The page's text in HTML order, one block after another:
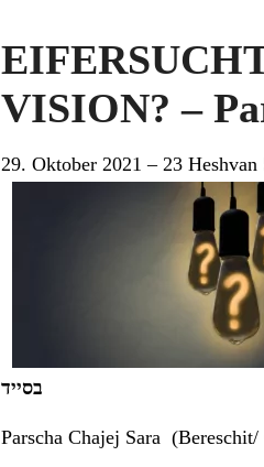
VISION? –
29. Oktober 2021 – 23 Heshvan
בסייד
Parscha Chajej Sara